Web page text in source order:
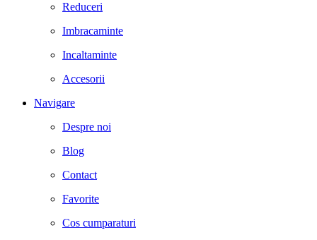
Reduceri
Imbracaminte
Incaltaminte
Accesorii
Navigare
Despre noi
Blog
Contact
Favorite
Cos cumparaturi